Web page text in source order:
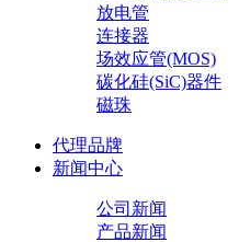
放电管
连接器
场效应管(MOS)
碳化硅(SiC)器件
磁珠
代理品牌
新闻中心
公司新闻
产品新闻